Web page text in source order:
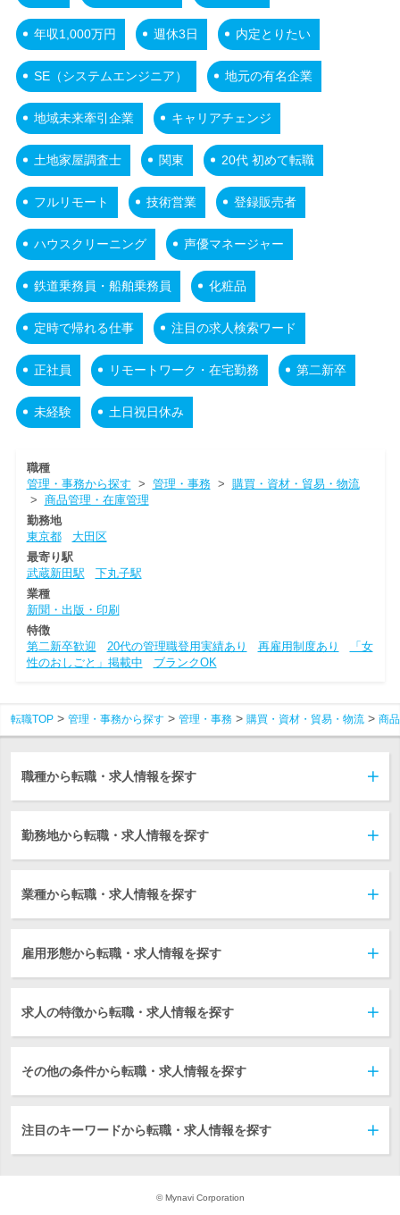
年収1,000万円 週休3日 内定とりたい
SE（システムエンジニア） 地元の有名企業
地域未来牽引企業 キャリアチェンジ
土地家屋調査士 関東 20代 初めて転職
フルリモート 技術営業 登録販売者
ハウスクリーニング 声優マネージャー
鉄道乗務員・船舶乗務員 化粧品
定時で帰れる仕事 注目の求人検索ワード
正社員 リモートワーク・在宅勤務 第二新卒
未経験 土日祝日休み
職種
管理・事務から探す > 管理・事務> 購買・資材・貿易・物流
> 商品管理・在庫管理
勤務地
東京都
大田区
最寄り駅
武蔵新田駅
下丸子駅
業種
新聞・出版・印刷
特徴
第二新卒歓迎
20代の管理職登用実績あり 再雇用制度あり
「女
性のおしごと」掲載中
ブランクOK
転職TOP 管理・事務から探す 管理・事務 購買・資材・貿易・物流 商
職種から転職・求人情報を探す
勤務地から転職・求人情報を探す
業種から転職・求人情報を探す
雇用形態から転職・求人情報を探す
求人の特徴から転職・求人情報を探す
その他の条件から転職・求人情報を探す
注目のキーワードから転職・求人情報を探す
© Mynavi Corporation